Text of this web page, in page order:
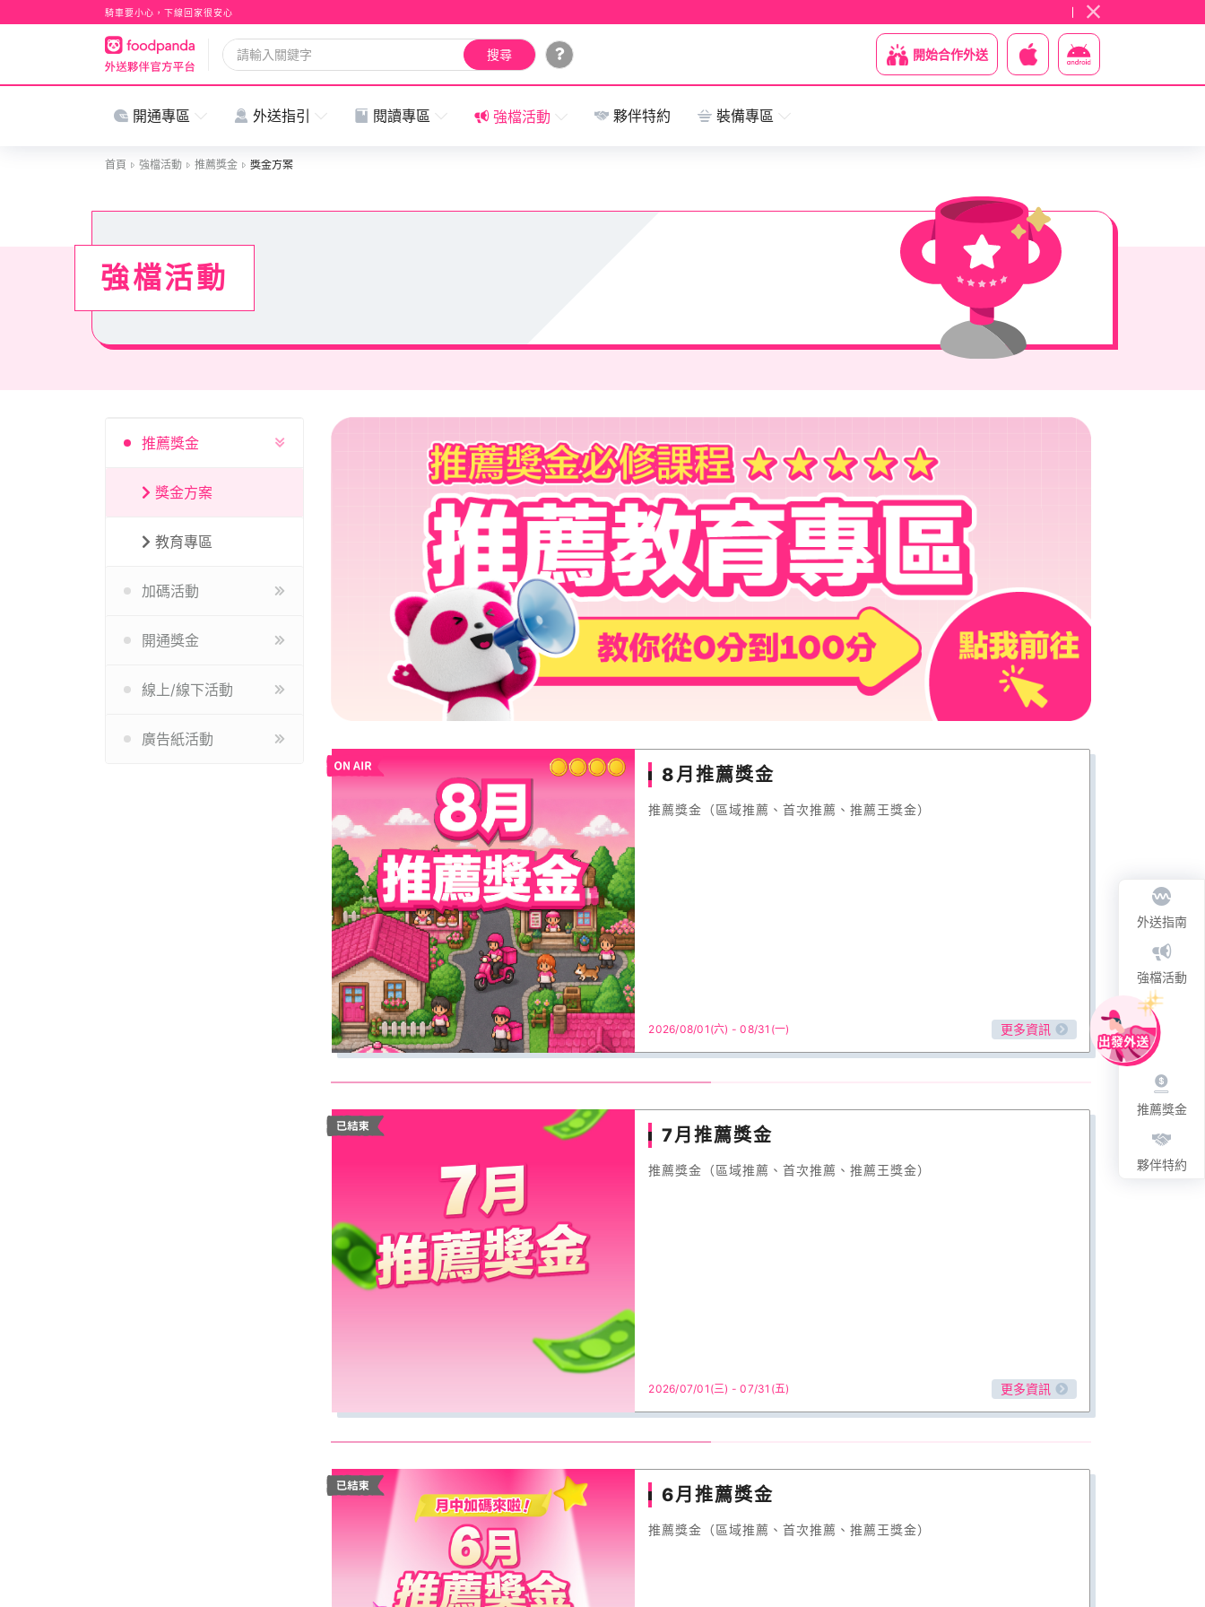
騎車要小心，下線回家很安心
開通專區 外送指引 閱讀專區 強檔活動 夥伴特約 裝備專區
搜尋
加碼活動 外送範圍
營運中心開放時間底加啦！
開始合作外送
首頁 強檔活動 推薦獎金 獎金方案
強檔活動
推薦獎金
獎金方案
教育專區
加碼活動
開通獎金
線上/線下活動
廣告紙活動
8月推薦獎金
推薦獎金（區域推薦、首次推薦、推薦王獎金）
2026/08/01(六) - 08/31(一) 更多資訊
7月推薦獎金
推薦獎金（區域推薦、首次推薦、推薦王獎金）
2026/07/01(三) - 07/31(五) 更多資訊
6月推薦獎金
推薦獎金（區域推薦、首次推薦、推薦王獎金）
外送指南
強檔活動
推薦獎金
夥伴特約